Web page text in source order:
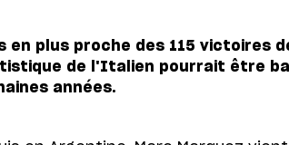
en plus proche des 115 victoires
de l'Italien pourrait être
années.